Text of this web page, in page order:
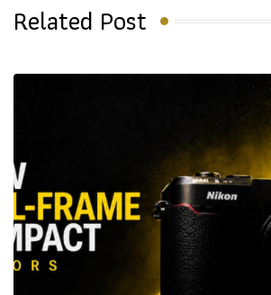
Related Post